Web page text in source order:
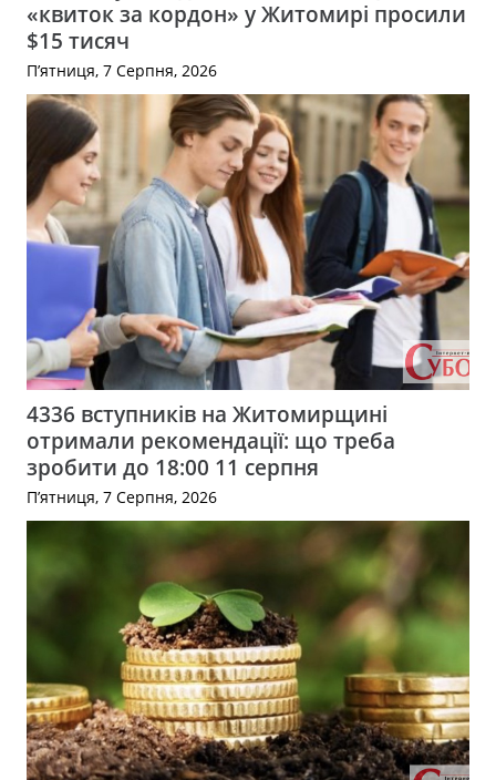
«квиток за кордон» у Житомирі просили
$15 тисяч
П’ятниця, 7 Серпня, 2026
4336 вступників на Житомирщині
отримали рекомендації: що треба
зробити до 18:00 11 серпня
П’ятниця, 7 Серпня, 2026